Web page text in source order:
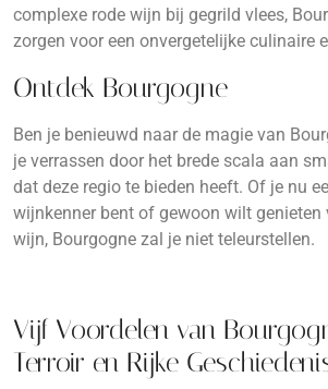
complexe rode wijn bij gegrild vlees,
zorgen voor een onvergetelijke culinaire
Ontdek Bourgogne
Ben je benieuwd naar de magie van
je verrassen door het brede scala aan
dat deze regio te bieden heeft. Of je nu
wijnkenner bent of gewoon wilt genieten
wijn, Bourgogne zal je niet teleurstellen.
Vijf Voordelen van
Terroir en Rijke